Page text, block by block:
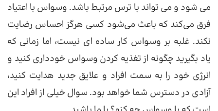
می شود و می تواند با ترس مرتبط باشد. وسواس با اعتیاد
فرق می‌کند که باعث می‌شود کسی هرگز احساس رضایت
نکند. غلبه بر وسواس کار ساده ای نیست، اما زمانی که
یاد بگیرید چگونه از تغذیه کردن وسواس خودداری کنید و
انرژی خود را به سمت افراد و علایق جدید هدایت کنید،
آزادی در دسترس شما خواهد بود. سوال خیلی از افراد این